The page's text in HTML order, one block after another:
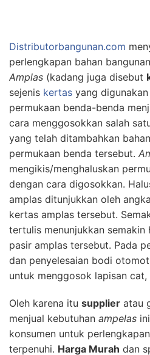
Distributorbangunan.com
perlengkapan bahan
Amplas (kadang juga disebut
sejenis kertas yang
permukaan benda-benda
cara menggosokkan salah
yang telah ditambahkan
permukaan benda tersebut.
mengikis/menghaluskan
dengan cara digosokkan.
amplas ditunjukkan oleh
kertas amplas tersebut.
tertulis menunjukkan semakin
pasir amplas tersebut. Pada
dan penyelesaian bodi
untuk menggosok lapisan
Oleh karena itu supplier atau
menjual kebutuhan ampelas
konsumen untuk perlengkapan
terpenuhi. Harga Murah dan